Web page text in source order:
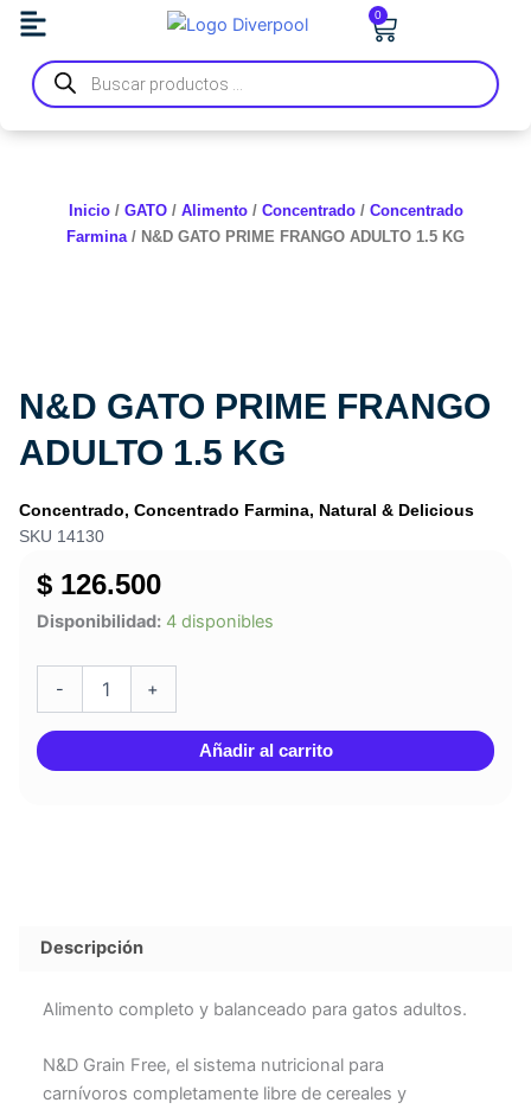
contenido
0
Carrito
Búsqueda
de
productos
Inicio/ GATO/ Alimento/ Concentrado/ Concentrado
Farmina / N&D GATO PRIME FRANGO ADULTO 1.5 KG
N&D GATO PRIME FRANGO
ADULTO 1.5 KG
Concentrado, Concentrado Farmina, Natural & Delicious
SKU 14130
$126.500
Disponibilidad: 4 disponibles
-
N&D
PRIME
FRANGO
ADULTO
1.5
KG
+
Añadir al carrito
Descripción
Alimento completo y balanceado para gatos adultos.
N&D Grain Free, el sistema nutricional para
carnívoros completamente libre de cereales y